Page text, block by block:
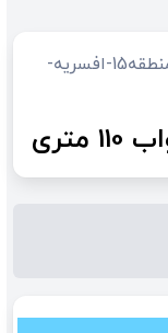
فروش، آپارتمان در تهران، تهران ، منطقه15-افسریه-